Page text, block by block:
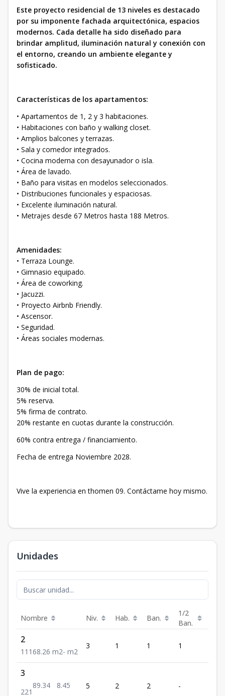
Este proyecto residencial de 13 niveles es destacado
por su imponente fachada arquitectónica, espacios
modernos. Cada detalle ha sido diseñado para
brindar amplitud, iluminación natural y conexión con
el entorno, creando un ambiente elegante y
sofisticado.
Características de los apartamentos:
• Apartamentos de 1, 2 y 3 habitaciones.
• Habitaciones con baño y walking closet.
• Amplios balcones y terrazas.
• Sala y comedor integrados.
• Cocina moderna con desayunador o isla.
• Área de lavado.
• Baño para visitas en modelos seleccionados.
• Distribuciones funcionales y espaciosas.
• Excelente iluminación natural.
• Metrajes desde 67 Metros hasta 188 Metros.
Amenidades:
• Terraza Lounge.
• Gimnasio equipado.
• Área de coworking.
• Jacuzzi.
• Proyecto Airbnb Friendly.
• Ascensor.
• Seguridad.
• Áreas sociales modernas.
Plan de pago:
30% de inicial total.
5% reserva.
5% firma de contrato.
20% restante en cuotas durante la construcción.
60% contra entrega / financiamiento.
Fecha de entrega Noviembre 2028.
Vive la experiencia en thomen 09. Contáctame hoy mismo.
Unidades
Nombre Niv. Hab. Ban.
1/2
Ban.
2
1 1 1 68.26 m2- m2
3 1 1 1
3
221
89.34
8.45
5 2 2 -